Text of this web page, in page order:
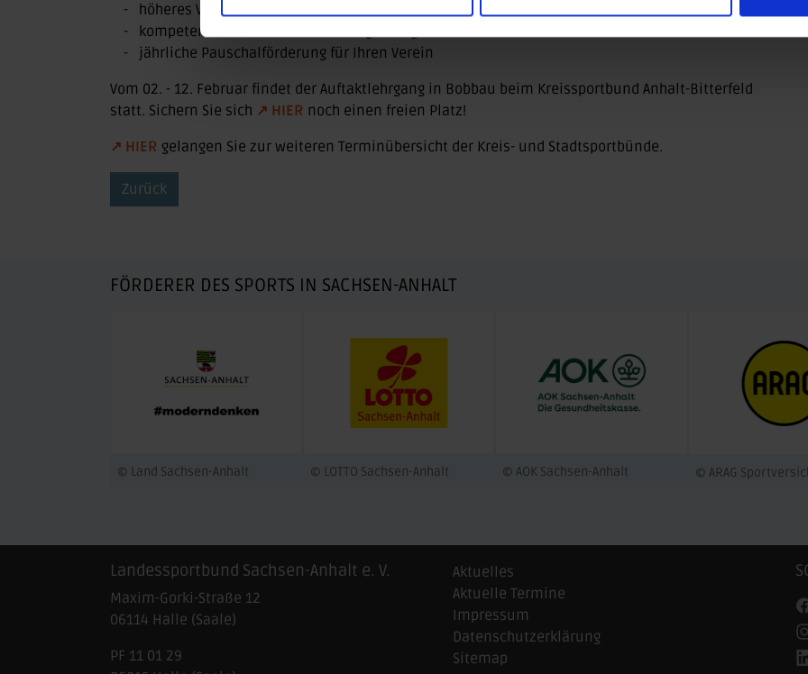
höheres Vertrauen bei Teilnehmenden und Eltern
kompetentes Auftreten im Trainingsalltag
jährliche Pauschalförderung für Ihren Verein
Vom 02. - 12. Februar findet der Auftaktlehrgang in Bobbau beim Kreissportbund Anhalt-Bitterfeld
statt. Sichern Sie sich ↗ HIER noch einen freien Platz!
↗ HIER gelangen Sie zur weiteren Terminübersicht der Kreis- und Stadtsportbünde.
Zurück
FÖRDERER DES SPORTS IN SACHSEN-ANHALT
© Land Sachsen-Anhalt © LOTTO Sachsen-Anhalt © AOK Sachsen-Anhalt © ARAG
Landessportbund Sachsen-Anhalt e. V.
Maxim-Gorki-Straße 12
06114 Halle (Saale)
PF 11 01 29
Aktuelles
Aktuelle Termine
Impressum
Datenschutzerklärung
Sitemap